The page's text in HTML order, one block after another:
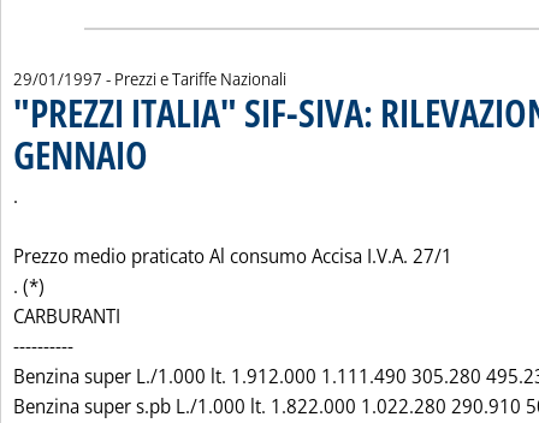
29/01/1997 - Prezzi e Tariffe Nazionali
"PREZZI ITALIA" SIF-SIVA:
GENNAIO
.
Prezzo medio praticato Al consumo Accisa I.V.A. 27/1
. (*)
CARBURANTI
----------
Benzina super L./1.000 lt. 1.912.000 1.111.490 305.280
Benzina super s.pb L./1.000 lt. 1.822.000 1.022.280 290.910